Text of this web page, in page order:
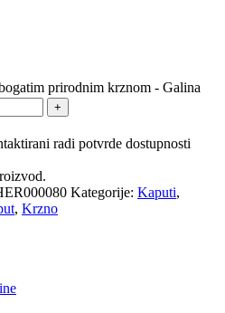
prirodnim krznom - Galina
radi potvrde dostupnosti
Kategorije: Kaputi,
, Krzno